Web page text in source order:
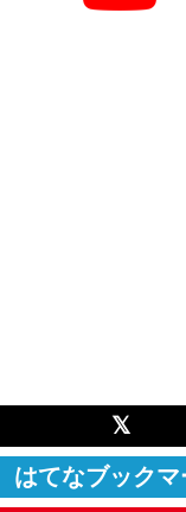
𝕏
はてなブックマ